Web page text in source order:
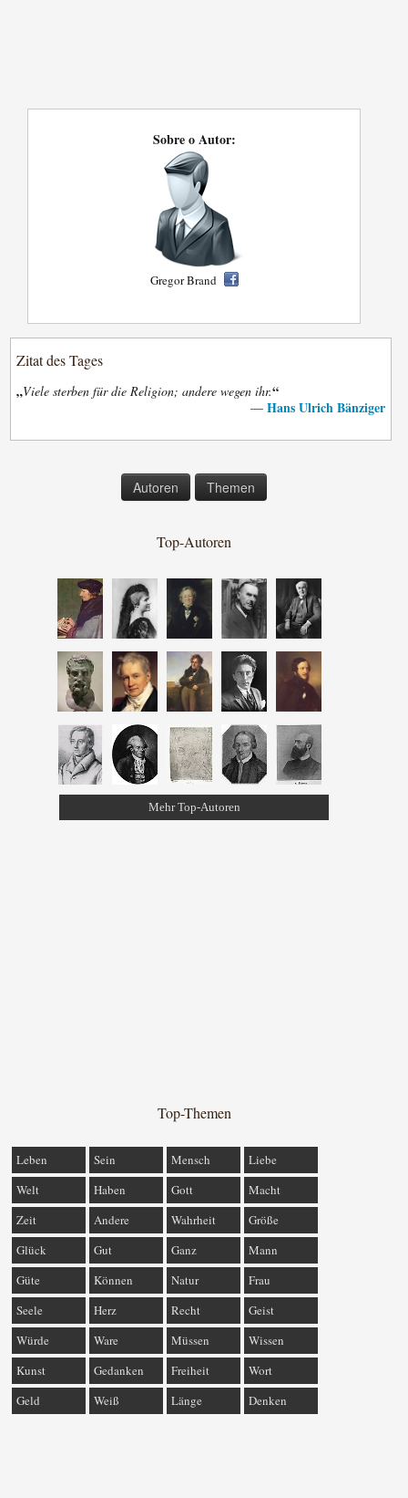
Sobre o Autor:
Gregor Brand
Zitat des Tages
„Viele sterben für die Religion; andere wegen ihr.“
— Hans Ulrich Bänziger
Autoren Themen
Top-Autoren
Mehr Top-Autoren
Top-Themen
Leben Sein Mensch
Liebe
Welt
Haben Gott
Macht
Zeit
Andere Wahrheit
Größe
Glück
Gut Ganz
Mann
Güte
Können Natur
Frau
Seele
Herz Recht
Geist
Würde
Ware Müssen
Wissen
Kunst
Gedanken Freiheit
Wort
Geld
Weiß Länge Denken